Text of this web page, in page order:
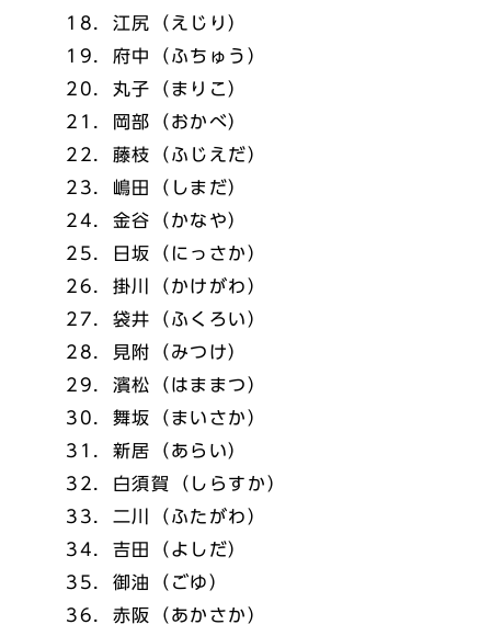
18．江尻（えじり）
19．府中（ふちゅう）
20．丸子（まりこ）
21．岡部（おかべ）
22．藤枝（ふじえだ）
23．嶋田（しまだ）
24．金谷（かなや）
25．日坂（にっさか）
26．掛川（かけがわ）
27．袋井（ふくろい）
28．見附（みつけ）
29．濱松（はままつ）
30．舞坂（まいさか）
31．新居（あらい）
32．白須賀（しらすか）
33．二川（ふたがわ）
34．吉田（よしだ）
35．御油（ごゆ）
36．赤阪（あかさか）